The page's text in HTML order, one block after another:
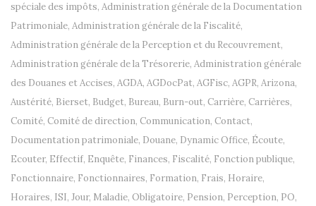
spéciale des impôts, Administration générale de la Documentation
Patrimoniale, Administration générale de la Fiscalité,
Administration générale de la Perception et du Recouvrement,
Administration générale de la Trésorerie, Administration générale
des Douanes et Accises, AGDA, AGDocPat, AGFisc, AGPR, Arizona,
Austérité, Bierset, Budget, Bureau, Burn-out, Carrière, Carrières,
Comité, Comité de direction, Communication, Contact,
Documentation patrimoniale, Douane, Dynamic Office, Écoute,
Ecouter, Effectif, Enquête, Finances, Fiscalité, Fonction publique,
Fonctionnaire, Fonctionnaires, Formation, Frais, Horaire,
Horaires, ISI, Jour, Maladie, Obligatoire, Pension, Perception, PO,